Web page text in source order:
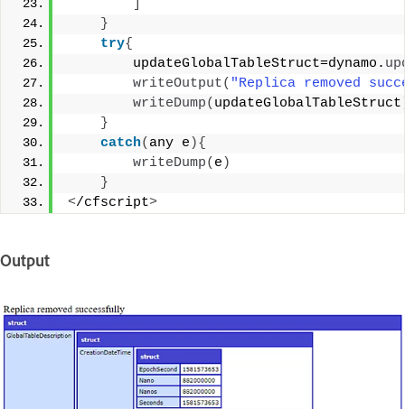
}
try{
        updateGlobalTableStruct=dynamo.
writeOutput( "Replica removed
writeDump( updateGlobalTableStruct
}
catch( any e ){
writeDump( e )
}
</cfscript>
Output